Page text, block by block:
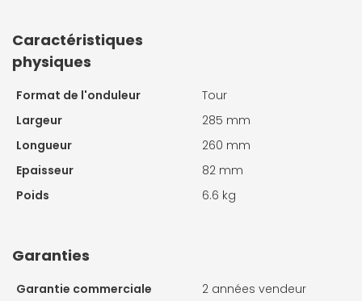
Caractéristiques
physiques
Format de l'onduleur
Tour
Largeur
285 mm
Longueur
260 mm
Epaisseur
82 mm
Poids
6.6 kg
Garanties
Garantie commerciale
2 années vendeur